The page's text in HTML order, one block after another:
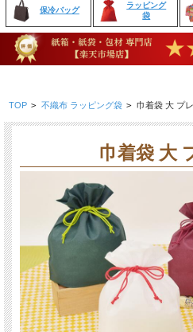
保冷バッグ
ラッピング
袋
TOP > 不織布 ラッピング袋 > 巾着袋 大 プ
巾着袋 大